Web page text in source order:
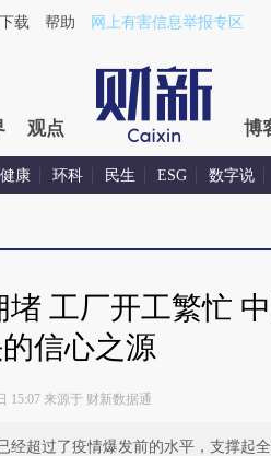
载 帮助 网上有害信息举报专区
观点 博
健康 环科 民生 ESG 数字说
堵 工厂开工繁忙
信心之源
15:07 来源于 财新数据通
超过了疫情爆发前的水平，支撑起